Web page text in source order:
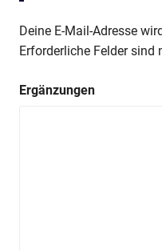
Deine E-Mail-Adresse
Erforderliche Felder sind
Ergänzungen